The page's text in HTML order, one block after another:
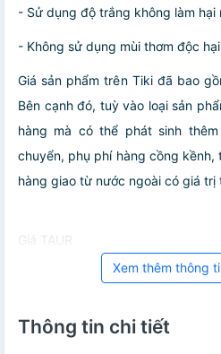
- Sử dụng độ trắng không làm hại
- Không sử dụng mùi thơm độc
Giá sản phẩm trên Tiki đã bao
Bên cạnh đó, tuỳ vào loại sản
hàng mà có thể phát sinh
chuyển, phụ phí hàng cồng kềnh,
hàng giao từ nước ngoài có giá trị
Giá TAUR
Xem thêm thông
Thông tin chi tiết